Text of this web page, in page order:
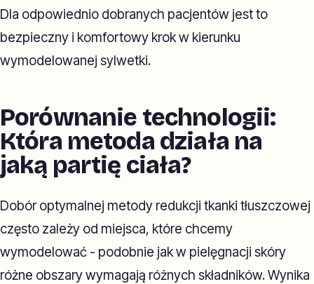
Dla odpowiednio dobranych pacjentów jest to
bezpieczny i komfortowy krok w kierunku
wymodelowanej sylwetki.
Porównanie technologii:
Która metoda działa na
jaką partię ciała?
Dobór optymalnej metody redukcji tkanki tłuszczowej
często zależy od miejsca, które chcemy
wymodelować - podobnie jak w pielęgnacji skóry
różne obszary wymagają różnych składników. Wynika